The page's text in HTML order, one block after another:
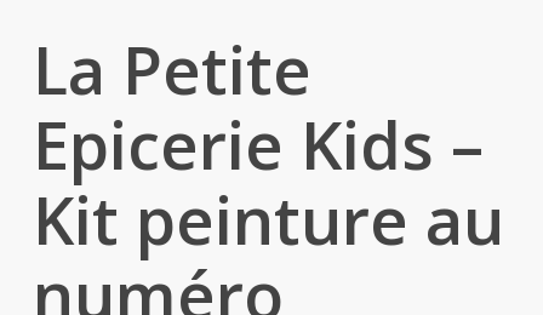
La Petite
Epicerie Kids –
Kit peinture au
numéro